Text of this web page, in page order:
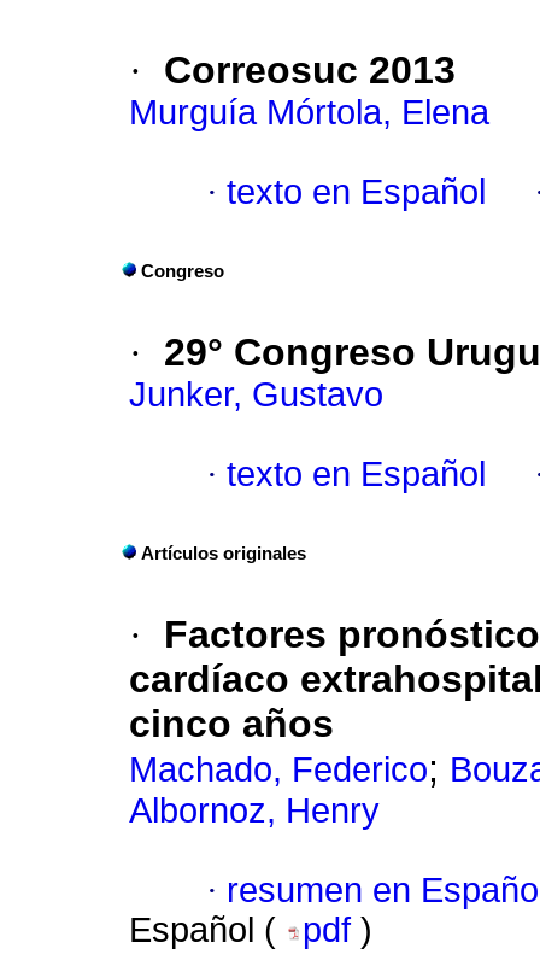
· Correosuc 2013
Murguía Mórtola, Elena
· texto en Español
Congreso
· 29° Congreso
Junker, Gustavo
· texto en Español
Artículos originales
·
Factores
cardíaco
cinco años
Machado, Federico;
Albornoz, Henry
· resumen en
Español (
pdf )